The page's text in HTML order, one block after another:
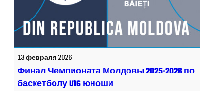
13 февраля 2026
Финал Чемпионата Молдовы 2025-2026 по
баскетболу U16 юноши